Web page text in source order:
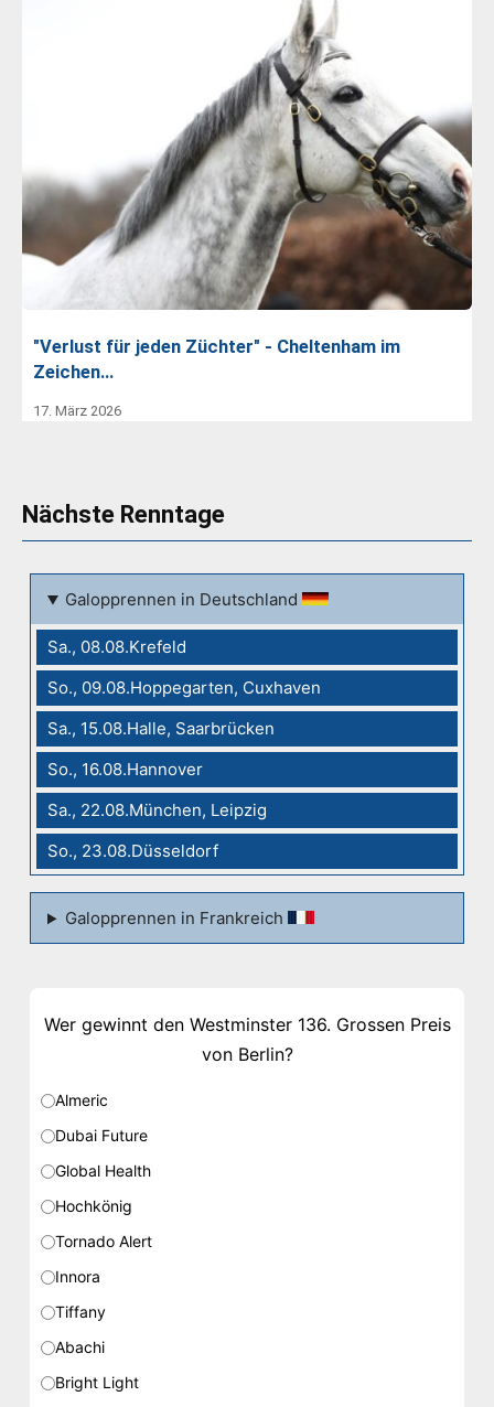
"Verlust für jeden Züchter" - Cheltenham im
Zeichen…
17. März 2026
Nächste Renntage
Galopprennen in Deutschland
Sa., 08.08.Krefeld
So., 09.08.Hoppegarten, Cuxhaven
Sa., 15.08.Halle, Saarbrücken
So., 16.08.Hannover
Sa., 22.08.München, Leipzig
So., 23.08.Düsseldorf
Galopprennen in Frankreich
Wer gewinnt den Westminster 136. Grossen Preis
von Berlin?
Almeric
Dubai Future
Global Health
Hochkönig
Tornado Alert
Innora
Tiffany
Abachi
Bright Light